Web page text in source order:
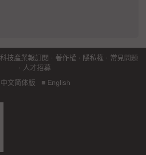
科技產業報訂閱 · 著作權 · 隱私權 · 常見問題
· 人才招募
中文简体版 ■ English